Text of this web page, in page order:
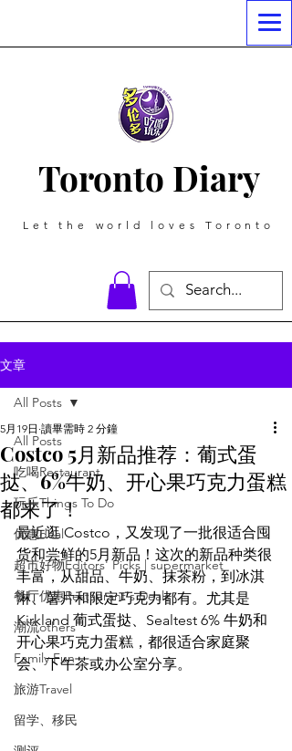
Toronto Diary
Let the world loves Toronto
文章
All Posts
吃喝Restaurant
玩乐Things To Do
优惠deal
超市好物Editors' Picks | supermarket
餐厅优惠Restaurant's Deals
潮流others
Family Fun
旅游Travel
留学、移民
All Posts
Costco 5月新品推荐：葡式蛋
挞、6%牛奶、开心果巧克力蛋糕
都来了！
5月19日 讀畢需時 2 分鐘
最近逛 Costco，又发现了一批很适合囤
货和尝鲜的5月新品！这次的新品种类很
丰富，从甜品、牛奶、抹茶粉，到冰淇
淋、薯片和限定巧克力都有。尤其是
Kirkland 葡式蛋挞、Sealtest 6% 牛奶和
开心果巧克力蛋糕，都很适合家庭聚
会、下午茶或办公室分享。